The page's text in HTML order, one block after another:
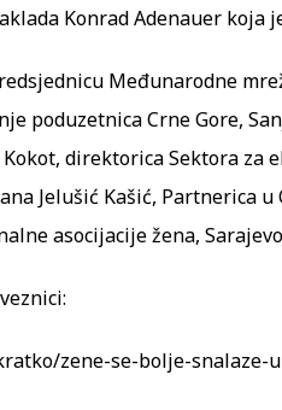
Konrad Adenauer koja
Međunarodne
poduzetnica Crne Gore,
direktorica Sektora za
Jelušić Kašić, Partnerica
asocijacije žena,
zene-se-bolje-snalaze-